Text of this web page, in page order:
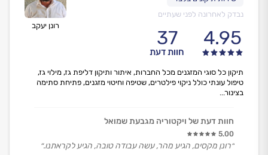
רונן יעקב
נבדק לאחרונה לפני שעתיים
4.95
37
חוות דעת
תיקון כל סוגי המזגנים מכל החברות, איתור ותיקון דליפת גז, מילוי גז,
טיפול עונתי כולל ניקוי פילטרים, שטיפה וחיטוי מזגנים, פתיחת סתימה
בצינור...
חוות דעת של ויקטוריה מגבעת שמואל
5.00
״רונן מקסים, הגיע מהר, עשה עבודה טובה, הגיע לקראתנו.״